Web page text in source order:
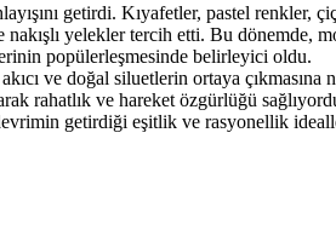
getirdi. Kıyafetler, pastel renkler,
yelekler tercih etti. Bu dönemde,
popülerleşmesinde belirleyici oldu.
ve doğal siluetlerin ortaya çıkmasına
rahatlık ve hareket özgürlüğü
getirdiği eşitlik ve rasyonellik